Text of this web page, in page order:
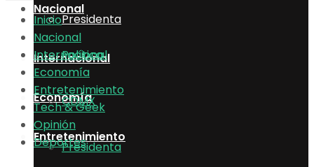
Presidenta
Internacional
Economía
Entretenimiento
Nacional
Política
CDMX
Presidenta
Inicio
Nacional
Internacional
Economía
Entretenimiento
Tech & Geek
Opinión
Deportes